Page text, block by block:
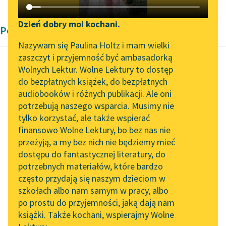
Katalog DAISY
Podkasty o książkach
Zgłoś brak utworu
Aktualności
Zapraszamy na spotkanie
online z tłumaczkami
literatury skandynawskiej
Spotkanie z Katarzyną
Tunkiel w Oslo
Wolne Lektury na 32.
Pol’and’Rock Festivalu
„Kochanek Lady
Chatterley” do słuchania
na Wolnych Lekturach
Nowy audiobook –
Narzędzia
Mapa Wolnych Lektur
Leśmianator
Przewodnik dla piszących i
czytających
API
OAI-PMH
Widget Wolnych Lektur
Przypisy
Dzień dobry moi kochani.
Nazywam się Paulina Holtz i mam wielki
zaszczyt i przyjemność być ambasadorką
Wolnych Lektur. Wolne Lektury to dostęp
do bezpłatnych książek, do bezpłatnych
audiobooków i różnych publikacji. Ale oni
potrzebują naszego wsparcia. Musimy nie
tylko korzystać, ale także wspierać
finansowo Wolne Lektury, bo bez nas nie
przeżyją, a my bez nich nie będziemy mieć
dostępu do fantastycznej literatury, do
potrzebnych materiałów, które bardzo
często przydają się naszym dzieciom w
szkołach albo nam samym w pracy, albo
po prostu do przyjemności, jaką dają nam
książki. Także kochani, wspierajmy Wolne
Poemat
Adam Mickiewicz
Oleszkiewicz
„Ty nie śpisz, carze!
noc już wkoło głucha,
Śpią już dworzanie — a
ty nie śpisz...
Czytaj więcej